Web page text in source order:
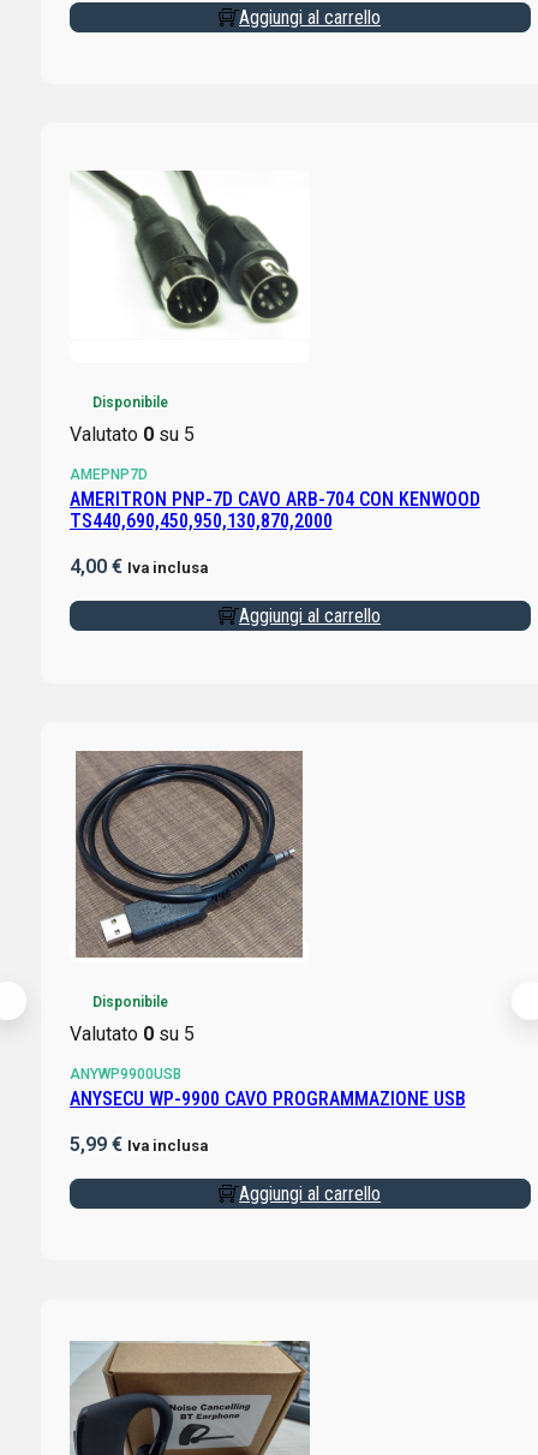
Aggiungi al carrello
Disponibile
Valutato 0su 5
AMEPNP7D
AMERITRON PNP-7D CAVO ARB-704 CON KENWOOD
TS440,690,450,950,130,870,2000
4,00 € Iva inclusa
Aggiungi al carrello
Disponibile
Valutato 0su 5
ANYWP9900USB
ANYSECU WP-9900 CAVO PROGRAMMAZIONE USB
5,99 € Iva inclusa
Aggiungi al carrello